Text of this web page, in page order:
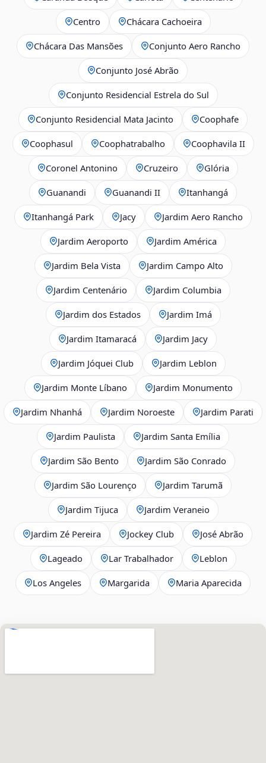
Centro Chácara Cachoeira
Chácara Das Mansões Conjunto Aero Rancho
Conjunto José Abrão
Conjunto Residencial Estrela do Sul
Conjunto Residencial Mata Jacinto Coophafe
Coophasul Coophatrabalho Coophavila II
Coronel Antonino Cruzeiro Glória
Guanandi Guanandi II Itanhangá
Itanhangá Park Jacy Jardim Aero Rancho
Jardim Aeroporto Jardim América
Jardim Bela Vista Jardim Campo Alto
Jardim Centenário Jardim Columbia
Jardim dos Estados Jardim Imá
Jardim Itamaracá Jardim Jacy
Jardim Jóquei Club Jardim Leblon
Jardim Monte Líbano Jardim Monumento
Jardim Nhanhá Jardim Noroeste Jardim Parati
Jardim Paulista Jardim Santa Emília
Jardim São Bento Jardim São Conrado
Jardim São Lourenço Jardim Tarumã
Jardim Tijuca Jardim Veraneio
Jardim Zé Pereira Jockey Club José Abrão
Lageado Lar Trabalhador Leblon
Los Angeles Margarida Maria Aparecida